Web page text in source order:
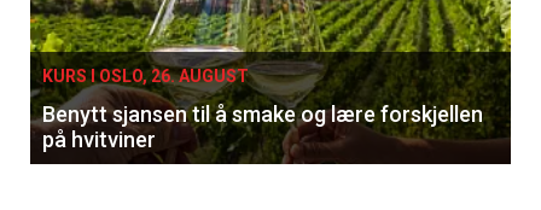
single
KURS I OSLO, 26. AUGUST
Benytt sjansen til å smake og lære forskjellen
på hvitviner